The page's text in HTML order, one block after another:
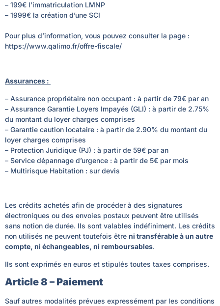
– 199€ l’immatriculation LMNP
– 1999€ la création d’une SCI
Pour plus d’information, vous pouvez consulter la page :
https://www.qalimo.fr/offre-fiscale/
Assurances :
– Assurance propriétaire non occupant : à partir de 79€ par an
– Assurance Garantie Loyers Impayés (GLI) : à partir de 2.75%
du montant du loyer charges comprises
– Garantie caution locataire : à partir de 2.90% du montant du
loyer charges comprises
– Protection Juridique (PJ) : à partir de 59€ par an
– Service dépannage d’urgence : à partir de 5€ par mois
– Multirisque Habitation : sur devis
Les crédits achetés afin de procéder à des signatures
électroniques ou des envoies postaux peuvent être utilisés
sans notion de durée. Ils sont valables indéfiniment. Les crédits
non utilisés ne peuvent toutefois être ni transférable à un autre
compte, ni échangeables, ni remboursables.
Ils sont exprimés en euros et stipulés toutes taxes comprises.
Article 8 – Paiement
Sauf autres modalités prévues expressément par les conditions